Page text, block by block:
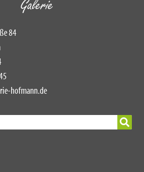
84
hofmann.de